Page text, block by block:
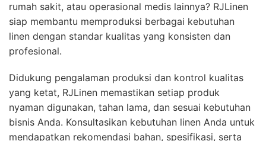
rumah sakit, atau operasional medis lainnya? RJLinen
siap membantu memproduksi berbagai kebutuhan
linen dengan standar kualitas yang konsisten dan
profesional.
Didukung pengalaman produksi dan kontrol kualitas
yang ketat, RJLinen memastikan setiap produk
nyaman digunakan, tahan lama, dan sesuai kebutuhan
bisnis Anda. Konsultasikan kebutuhan linen Anda untuk
mendapatkan rekomendasi bahan, spesifikasi, serta